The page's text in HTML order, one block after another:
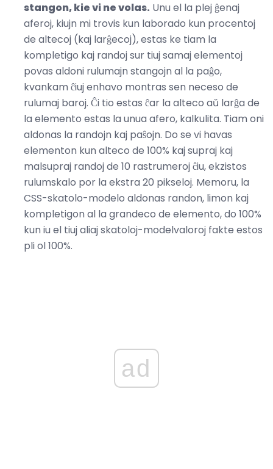
stangon, kie vi ne volas. Unu el la plej ĝenaj
aferoj, kiujn mi trovis kun laborado kun procentoj
de altecoj (kaj larĝecoj), estas ke tiam la
kompletigo kaj randoj sur tiuj samaj elementoj
povas aldoni rulumajn stangojn al la paĝo,
kvankam ĉiuj enhavo montras sen neceso de
rulumaj baroj. Ĉi tio estas ĉar la alteco aŭ larĝa de
la elemento estas la unua afero, kalkulita. Tiam oni
aldonas la randojn kaj paŝojn. Do se vi havas
elementon kun alteco de 100% kaj supraj kaj
malsupraj randoj de 10 rastrumeroj ĉiu, ekzistos
rulumskalo por la ekstra 20 pikseloj. Memoru, la
CSS-skatolo-modelo aldonas randon, limon kaj
kompletigon al la grandeco de elemento, do 100%
kun iu el tiuj aliaj skatoloj-modelvaloroj fakte estos
pli ol 100%.
ad